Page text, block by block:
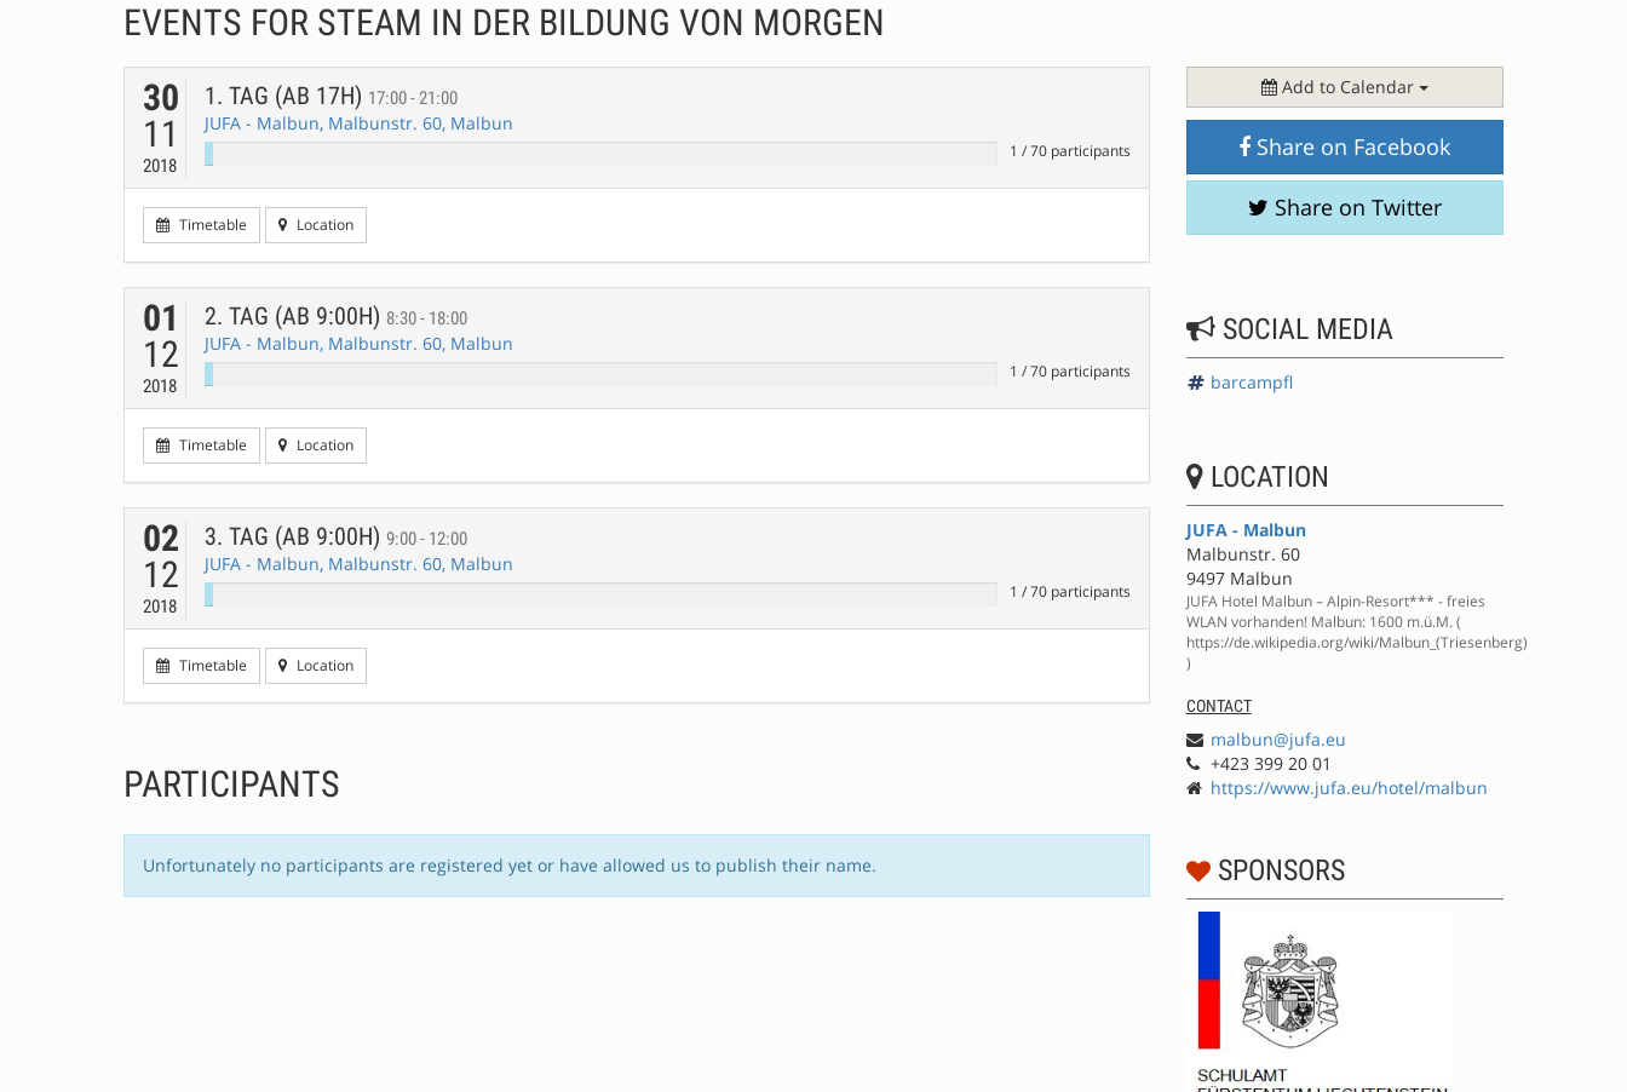
EVENTS FOR STEAM IN DER BILDUNG VON MORGEN
30
11
2018
1. TAG (AB 17H) 17:00 - 21:00
JUFA - Malbun, Malbunstr. 60, Malbun
1 /70participants
Timetable Location
01
12
2018
2. TAG (AB 9:00H) 8:30 - 18:00
JUFA - Malbun, Malbunstr. 60, Malbun
1 /70participants
Timetable Location
02
12
2018
3. TAG (AB 9:00H) 9:00 - 12:00
JUFA - Malbun, Malbunstr. 60, Malbun
1 /70participants
Timetable Location
PARTICIPANTS
Unfortunately no participants are registered yet or have allowed us to publish their name.
Add to Calendar
Share on Facebook
Share on Twitter
SOCIAL MEDIA
barcampfl
LOCATION
JUFA - Malbun
Malbunstr. 60
9497 Malbun
JUFA Hotel Malbun – Alpin-Resort*** - freies
WLAN vorhanden! Malbun: 1600 m.ü.M. (
https://de.wikipedia.org/wiki/Malbun_(Triesenberg)
)
CONTACT
malbun@jufa.eu
+423 399 20 01
https://www.jufa.eu/hotel/malbun
SPONSORS